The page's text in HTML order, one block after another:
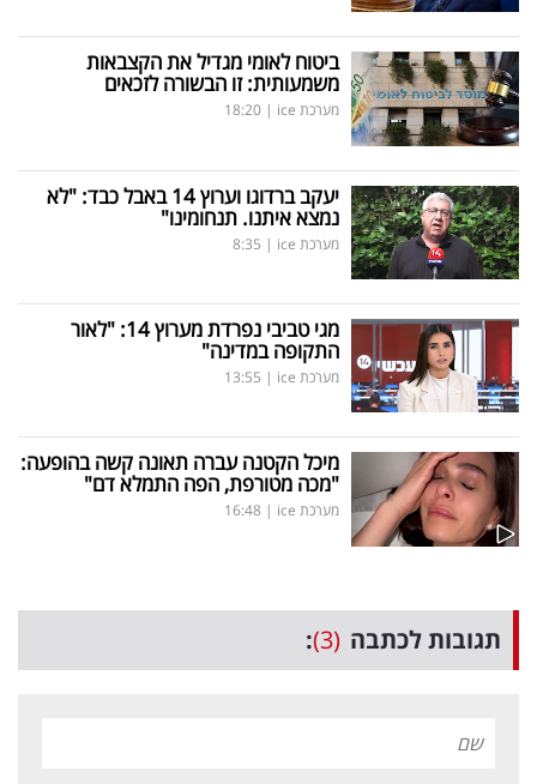
ביטוח לאומי מגדיל את הקצבאות
משמעותית: זו הבשורה לזכאים
מערכת ice |
18:20
יעקב ברדוגו וערוץ 14 באבל כבד: "לא
נמצא איתנו. תנחומינו"
מערכת ice |
8:35
מגי טביבי נפרדת מערוץ 14: "לאור
התקופה במדינה"
מערכת ice |
13:55
מיכל הקטנה עברה תאונה קשה בהופעה:
"מכה מטורפת, הפה התמלא דם"
מערכת ice |
16:48
תגובות לכתבה (3)
: